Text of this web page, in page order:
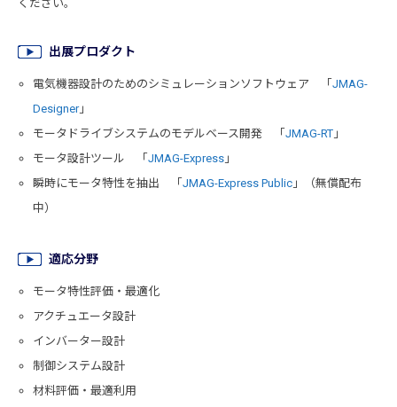
ください。
出展プロダクト
電気機器設計のためのシミュレーションソフトウェア 「JMAG-
Designer」
モータドライブシステムのモデルベース開発 「JMAG-RT」
モータ設計ツール 「JMAG-Express」
瞬時にモータ特性を抽出 「JMAG-Express Public」（無償配布
中）
適応分野
モータ特性評価・最適化
アクチュエータ設計
インバーター設計
制御システム設計
材料評価・最適利用